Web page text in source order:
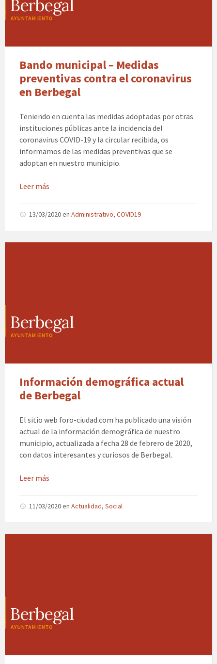
Bando municipal – Medidas
preventivas contra el coronavirus
en Berbegal
Teniendo en cuenta las medidas adoptadas por otras
instituciones públicas ante la incidencia del
coronavirus COVID-19 y la circular recibida, os
informamos de las medidas preventivas que se
adoptan en nuestro municipio.
Leer más
13/03/2020en Administrativo, COVID19
Información demográfica actual
de Berbegal
El sitio web foro-ciudad.com ha publicado una visión
actual de la información demográfica de nuestro
municipio, actualizada a fecha 28 de febrero de 2020,
con datos interesantes y curiosos de Berbegal.
Leer más
11/03/2020en Actualidad, Social